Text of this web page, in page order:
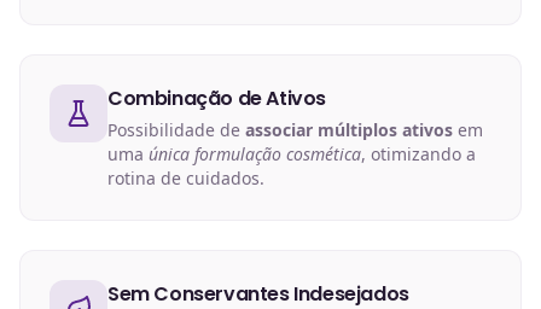
Combinação de Ativos
Possibilidade de associar múltiplos ativos em
uma única formulação cosmética, otimizando a
rotina de cuidados.
Sem Conservantes Indesejados